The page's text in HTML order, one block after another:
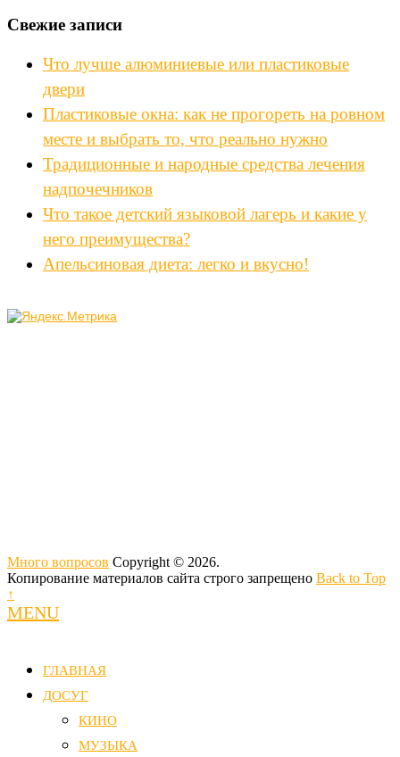
Свежие записи
Что лучше алюминиевые или пластиковые
двери
Пластиковые окна: как не прогореть на ровном
месте и выбрать то, что реально нужно
Традиционные и народные средства лечения
надпочечников
Что такое детский языковой лагерь и какие у
него преимущества?
Апельсиновая диета: легко и вкусно!
Много вопросов Copyright © 2026.
Копирование материалов сайта строго запрещено Back to Top
↑
MENU
ГЛАВНАЯ
ДОСУГ
КИНО
МУЗЫКА